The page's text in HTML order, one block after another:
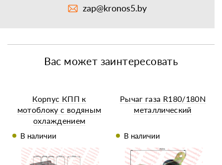
zap@kronos5.by
Вас может заинтересовать
Корпус КПП к
мотоблоку с водяным
охлаждением
(крепление 5 болтов)
В наличии
Рычаг газа R180/180N
металлический
В наличии